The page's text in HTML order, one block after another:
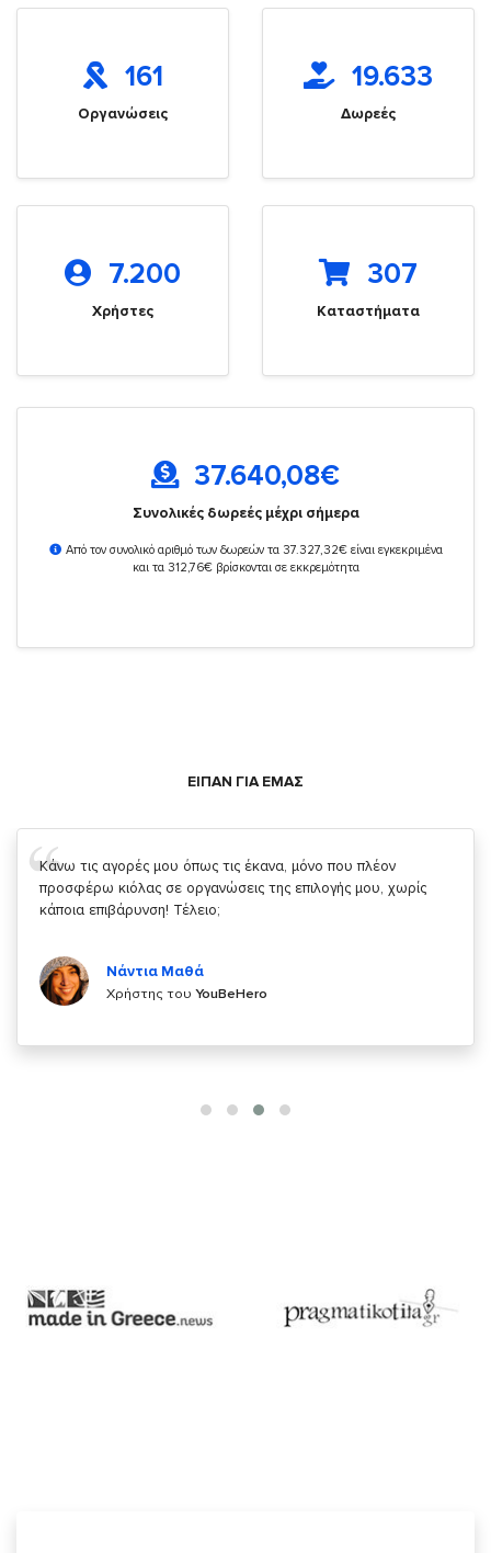
161
Οργανώσεις
19.633
Δωρεές
7.200
Χρήστες
307
Καταστήματα
37.640,08€
Συνολικές δωρεές μέχρι σήμερα
Από τον συνολικό αριθμό των δωρεών τα 37.327,32€ είναι εγκεκριμένα
και τα 312,76€ βρίσκονται σε εκκρεμότητα
ΕΙΠΑΝ ΓΙΑ ΕΜΑΣ
Σας ευχαριστώ που μας δίνετε την δυνατότητα να κάνουμε
κάτι!
Χρήστης τουYouBeHero